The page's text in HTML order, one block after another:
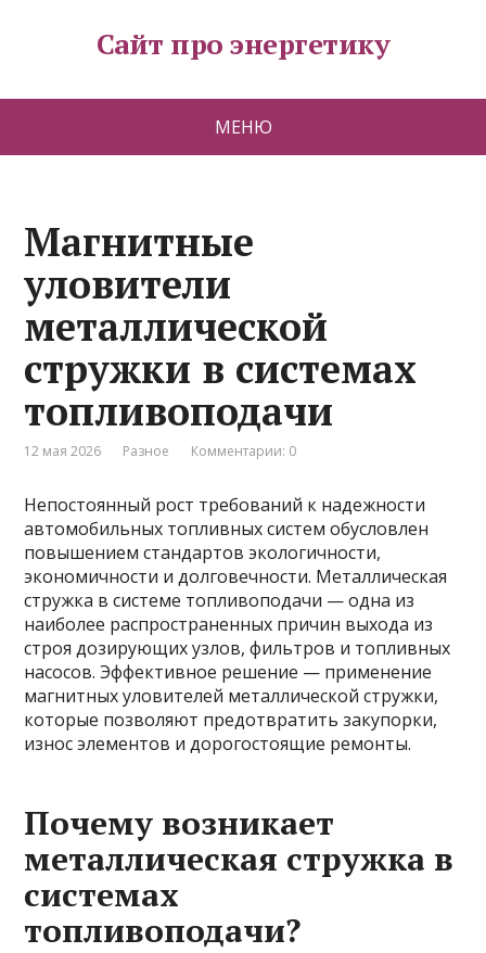
Сайт про энергетику
МЕНЮ
Магнитные
уловители
металлической
стружки в системах
топливоподачи
12 мая 2026 Разное Комментарии: 0
Непостоянный рост требований к надежности
автомобильных топливных систем обусловлен
повышением стандартов экологичности,
экономичности и долговечности. Металлическая
стружка в системе топливоподачи — одна из
наиболее распространенных причин выхода из
строя дозирующих узлов, фильтров и топливных
насосов. Эффективное решение — применение
магнитных уловителей металлической стружки,
которые позволяют предотвратить закупорки,
износ элементов и дорогостоящие ремонты.
Почему возникает
металлическая стружка в
системах
топливоподачи?